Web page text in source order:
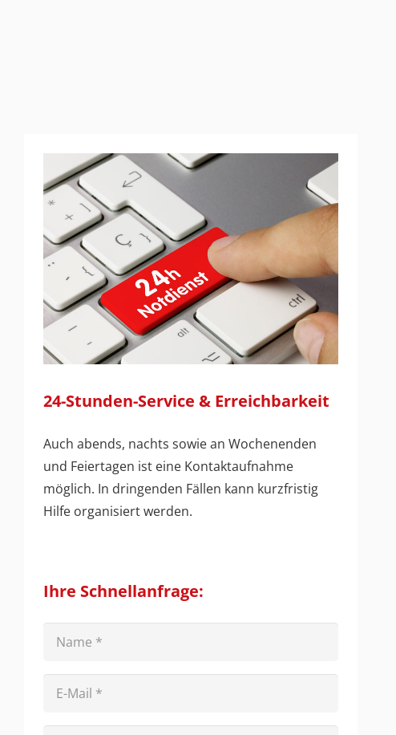
24-Stunden-Service & Erreichbarkeit
Auch abends, nachts sowie an Wochenenden
und Feiertagen ist eine Kontaktaufnahme
möglich. In dringenden Fällen kann kurzfristig
Hilfe organisiert werden.
Ihre Schnellanfrage: